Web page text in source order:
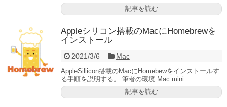
記事を読む
Appleシリコン搭載のMacにHomebrewを
インストール
2021/3/6 Mac
AppleSillicon搭載のMacにHomebewをインストールす
る手順を説明する。 筆者の環境 Mac mini ...
記事を読む